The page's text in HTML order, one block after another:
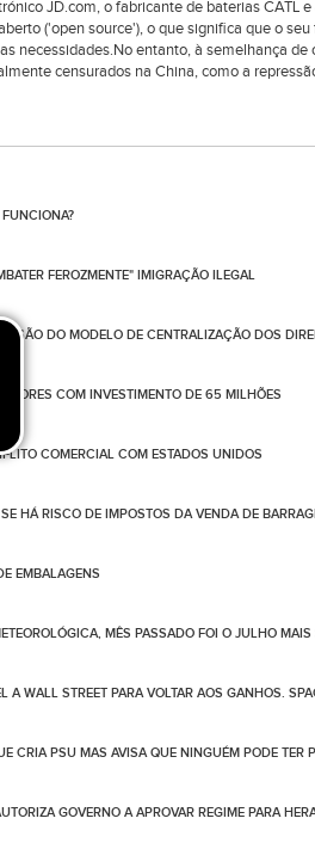
JD.com, o fabricante de baterias CATL
('open source'), o que significa que o
necessidades.No entanto, à semelhança
censurados na China, como a
FEROZMENTE" IMIGRAÇÃO ILEGAL
DO MODELO DE CENTRALIZAÇÃO DOS
COM INVESTIMENTO DE 65 MILHÕES
COMERCIAL COM ESTADOS UNIDOS
HÁ RISCO DE IMPOSTOS DA VENDA DE
EMBALAGENS
MÊS PASSADO FOI O JULHO
WALL STREET PARA VOLTAR AOS GANHOS.
CRIA PSU MAS AVISA QUE NINGUÉM PODE TER
GOVERNO A APROVAR REGIME PARA